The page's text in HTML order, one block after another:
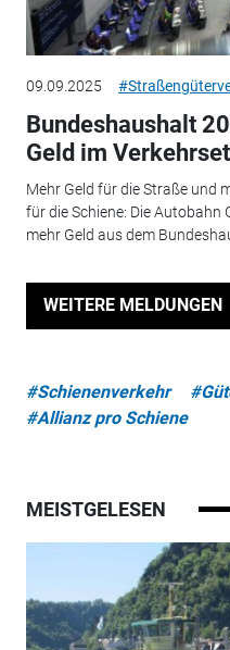
09.09.2025
Bundeshaushalt
Geld im
Mehr Geld für die Straße und
für die Schiene: Die
mehr Geld aus dem
WEITERE MELDUNGEN
#Schienenverkehr
#Allianz pro Schiene
MEISTGELESEN